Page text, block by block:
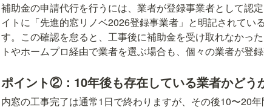
補助金の申請代行を行うには、業者が登録事業者として認
イトに「先進的窓リノベ2026登録事業者」と明記されてい
す。この確認を怠ると、工事後に補助金を受け取れなかっ
トやホームプロ経由で業者を選ぶ場合も、個々の業者が登
ポイント②：10年後も存在している業者かどう
内窓の工事完了は通常1日で終わりますが、その後10〜20